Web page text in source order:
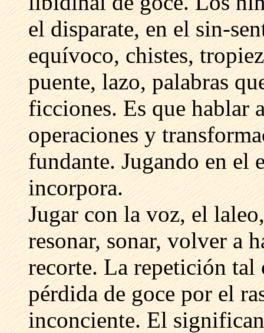
el disparate, en el sin-
equívoco, chistes,
puente, lazo, palabras
ficciones. Es que hablar
operaciones y
fundante. Jugando en el
incorpora.
Jugar con la voz, el
resonar, sonar, volver a
recorte. La repetición tal
pérdida de goce por el
inconciente. El